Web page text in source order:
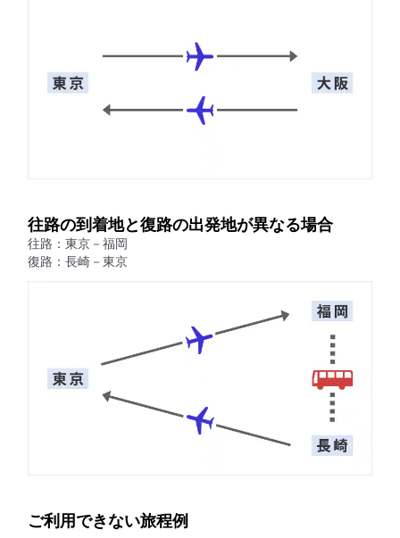
往路の到着地と復路の出発地が異なる場合
往路：東京－福岡
復路：長崎－東京
ご利用できない旅程例